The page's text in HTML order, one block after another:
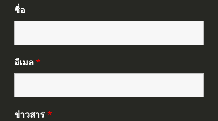
ชื่อ
อีเมล *
ข่าวสาร *